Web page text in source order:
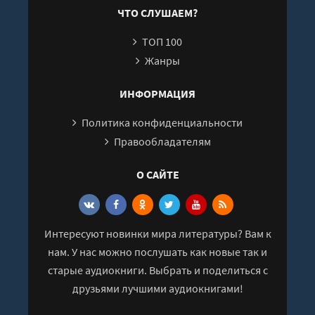
ЧТО СЛУШАЕМ?
ТОП 100
Жанры
ИНФОРМАЦИЯ
Политика конфиденциальности
Правообладателям
О САЙТЕ
Интересуют новинки мира литературы? Вам к
нам. У нас можно послушать как новые так и
старые аудиокниги. Выбрать и поделиться с
друзьями лучшими аудиокнигами!